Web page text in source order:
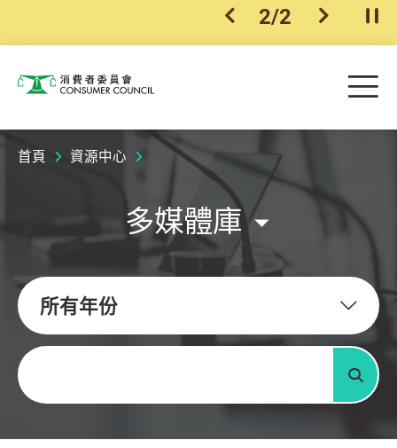
上一個
2/2 下一個開
消費者委員會 目
首頁 資源中心
多媒體庫
所有年份
關鍵字
搜尋